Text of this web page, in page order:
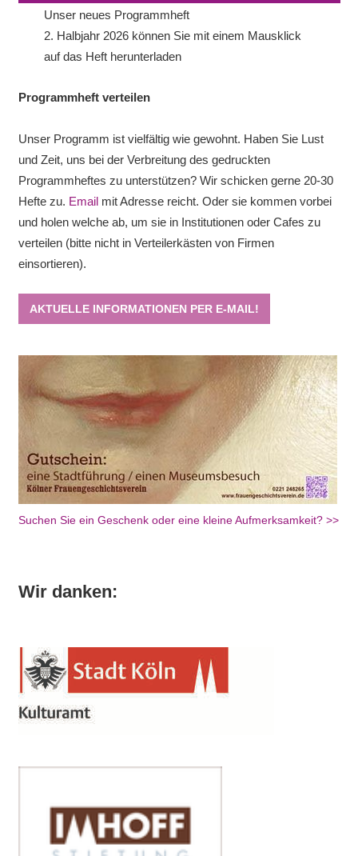
Unser neues Programmheft
2. Halbjahr 2026 können Sie mit einem Mausklick
auf das Heft herunterladen
Programmheft verteilen
Unser Programm ist vielfältig wie gewohnt. Haben Sie Lust
und Zeit, uns bei der Verbreitung des gedruckten
Programmheftes zu unterstützen? Wir schicken gerne 20-30
Hefte zu. Emailmit Adresse reicht. Oder sie kommen vorbei
und holen welche ab, um sie in Institutionen oder Cafes zu
verteilen (bitte nicht in Verteilerkästen von Firmen
einsortieren).
AKTUELLE INFORMATIONEN PER E-MAIL!
Suchen Sie ein Geschenk oder eine kleine Aufmerksamkeit? >>
Wir danken: